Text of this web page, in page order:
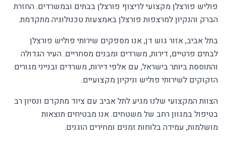
פוליש פורצלן מקצועי לריצוף פורצלן בבתים ובמשרדים. החזרת
הברק והנקיון למרצפות פורצלן באמצעות טכנולוגיה מתקדמת.
בתל אביב, אזור גוש דן, אנו מספקים שירותי פוליש פורצלן
לבתים פרטיים, דירות, משרדים ומבנים מסחריים. העיר הגדולה
והתוססת ביותר בישראל, עם אלפי דירות, משרדים ובנייני מגורים
הזקוקים לשירותי פוליש וניקיון מקצועיים.
הצוות המקצועי שלנו מגיע לתל אביב עם ציוד מתקדם ונסיון רב
בטיפול במגוון רחב של משטחים. אנו מבטיחים תוצאות
מושלמות, עמידה בלוחות זמנים ומחירים הוגנים.